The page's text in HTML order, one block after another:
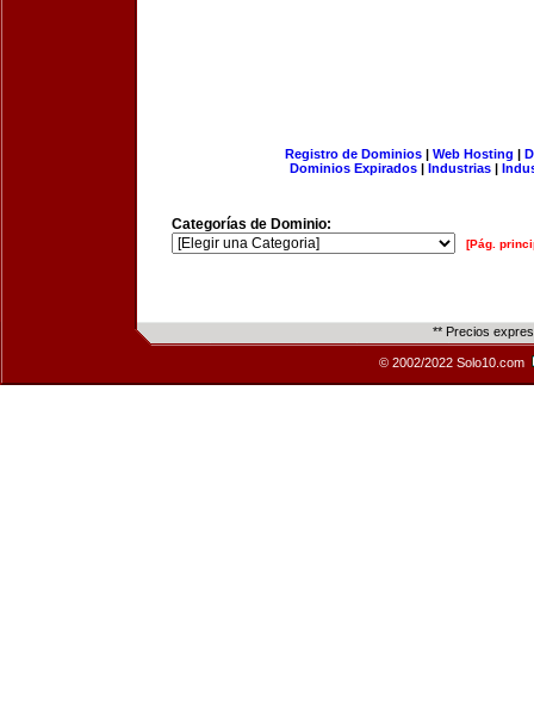
Registro de Dominios| Web Hosting |
Dominios Expirados | Industrias |
Categorías de Dominio:
[Pág.
** Precios
© 2002/2022 Solo10.com